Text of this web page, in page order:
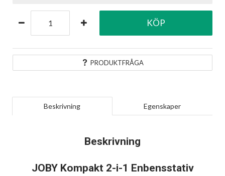
PRODUKTFRÅGA
KÖP
Beskrivning Egenskaper
Beskrivning
JOBY Kompakt 2-i-1 Enbensstativ